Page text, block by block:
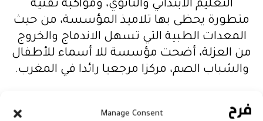
Manage Consent
التعليم الابتدائي والثانوي، ومواكبة تقنية
متطورة يحظى بها تلاميذ المؤسسة، من حيث
المعدات الطبية التي تسهل الاندماج والخروج
من العزلة، أضحت مؤسسة للا أسماء للأطفال
والشباب الصم، مركزا مرجعيا رائدا في المغرب.
أسماء في تقديم دعمها النوعي للمؤسسة، من